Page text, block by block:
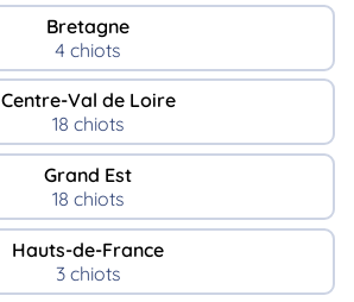
Bretagne
4 chiots
Centre-Val de Loire
18 chiots
Grand Est
18 chiots
Hauts-de-France
3 chiots